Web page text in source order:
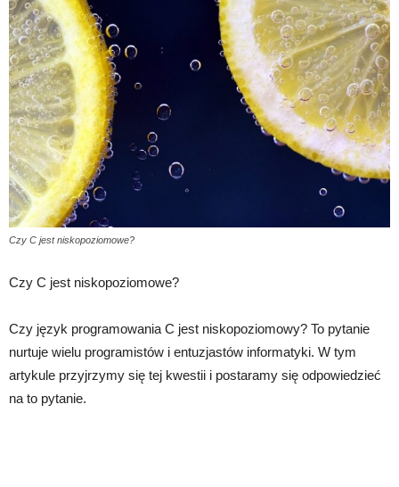
Czy C jest niskopoziomowe?
Czy C jest niskopoziomowe?
Czy język programowania C jest niskopoziomowy? To pytanie
nurtuje wielu programistów i entuzjastów informatyki. W tym
artykule przyjrzymy się tej kwestii i postaramy się odpowiedzieć
na to pytanie.